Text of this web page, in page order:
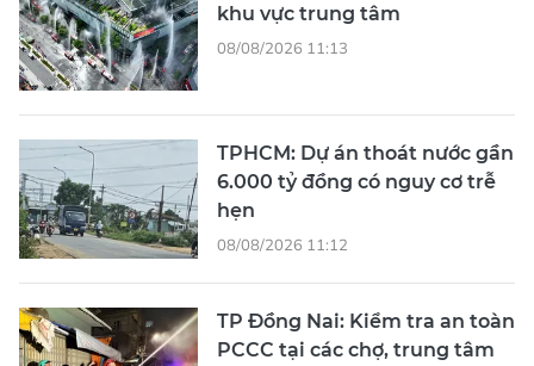
khu vực trung tâm
08/08/2026 11:13
TPHCM: Dự án thoát nước gần
6.000 tỷ đồng có nguy cơ trễ
hẹn
08/08/2026 11:12
TP Đồng Nai: Kiểm tra an toàn
PCCC tại các chợ, trung tâm